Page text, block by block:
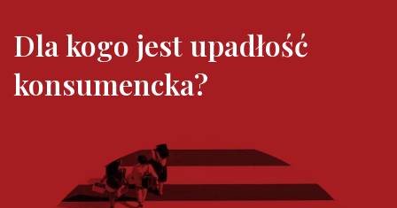
Dla kogo jest upadłość
konsumencka?